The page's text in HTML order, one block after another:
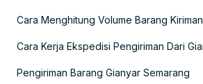
Cara Menghitung Volume Barang Kiriman
Cara Kerja Ekspedisi Pengiriman Dari
Pengiriman Barang Gianyar Semarang